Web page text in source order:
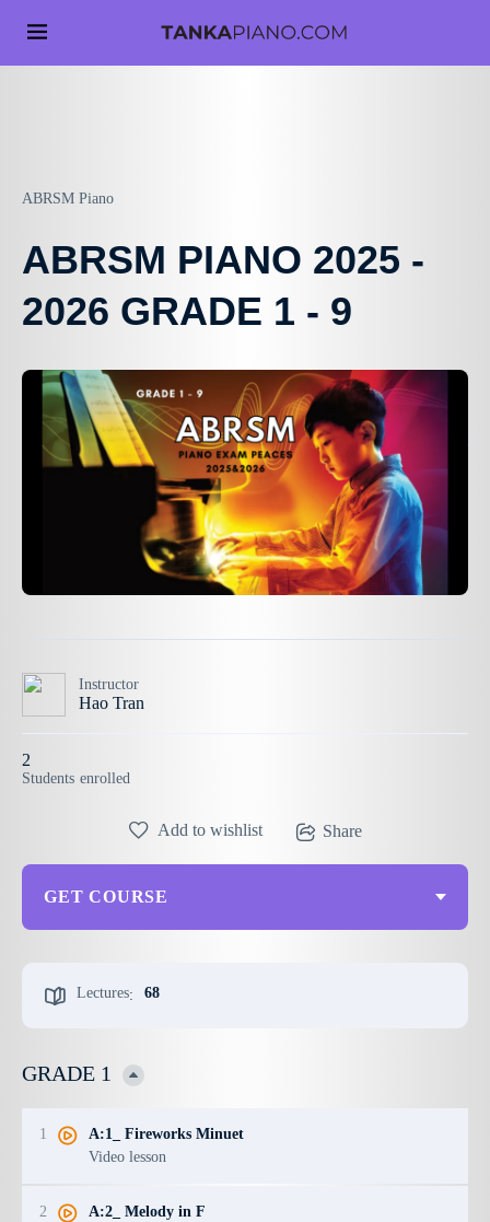
ABRSM Piano
ABRSM PIANO 2025 -
2026 GRADE 1 - 9
Instructor
Hao Tran
2
Students enrolled
Lectures: 68
Add to wishlist Share
GET COURSE
GRADE 1
1
A:1_ Fireworks Minuet
Video lesson
2
A:2_ Melody in F